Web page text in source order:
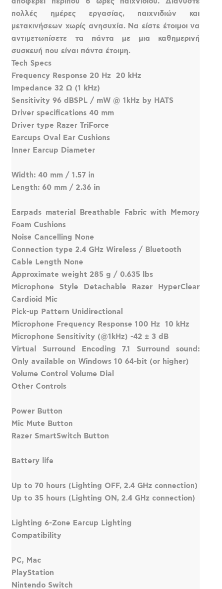
πολλές ημέρες εργασίας, παιχνιδιών και
μετακινήσεων χωρίς ανησυχία. Να είστε έτοιμοι να
αντιμετωπίσετε τα πάντα με μια καθημερινή
συσκευή που είναι πάντα έτοιμη.
Tech Specs
Frequency Response 20 Hz  20 kHz
Impedance 32 Ω (1 kHz)
Sensitivity 96 dBSPL / mW @ 1kHz by HATS
Driver specifications 40 mm
Driver type Razer TriForce
Earcups Oval Ear Cushions
Inner Earcup Diameter
Width: 40 mm / 1.57 in
Length: 60 mm / 2.36 in
Earpads material Breathable Fabric with Memory
Foam Cushions
Noise Cancelling None
Connection type 2.4 GHz Wireless / Bluetooth
Cable Length None
Approximate weight 285 g / 0.635 lbs
Microphone Style Detachable Razer HyperClear
Cardioid Mic
Pick-up Pattern Unidirectional
Microphone Frequency Response 100 Hz  10 kHz
Microphone Sensitivity (@1kHz) -42 ± 3 dB
Virtual Surround Encoding 7.1 Surround sound:
Only available on Windows 10 64-bit (or higher)
Volume Control Volume Dial
Other Controls
Power Button
Mic Mute Button
Razer SmartSwitch Button
Battery life
Up to 70 hours (Lighting OFF, 2.4 GHz connection)
Up to 35 hours (Lighting ON, 2.4 GHz connection)
Lighting 6-Zone Earcup Lighting
Compatibility
PC, Mac
PlayStation
Nintendo Switch